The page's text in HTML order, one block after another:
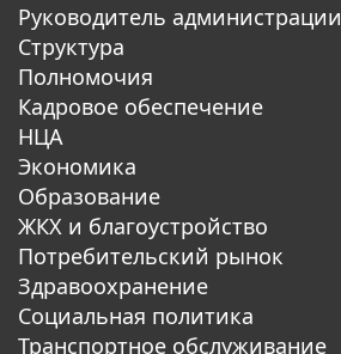
Руководитель администрации
Структура
Полномочия
Кадровое обеспечение
НЦА
Экономика
Образование
ЖКХ и благоустройство
Потребительский рынок
Здравоохранение
Социальная политика
Транспортное обслуживание